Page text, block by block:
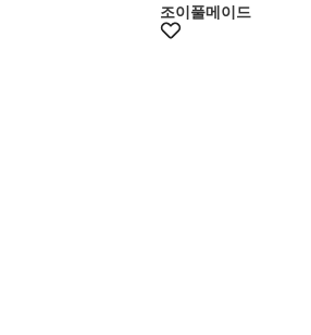
조이풀메이드